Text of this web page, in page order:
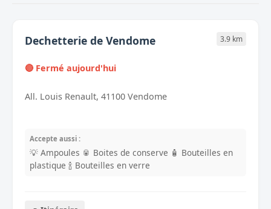
Dechetterie de Vendome 3.9 km
🔴 Fermé aujourd'hui
All. Louis Renault, 41100 Vendome
Accepte aussi :
💡 Ampoules 🥫 Boites de conserve 🧴 Bouteilles en
plastique 🍾 Bouteilles en verre